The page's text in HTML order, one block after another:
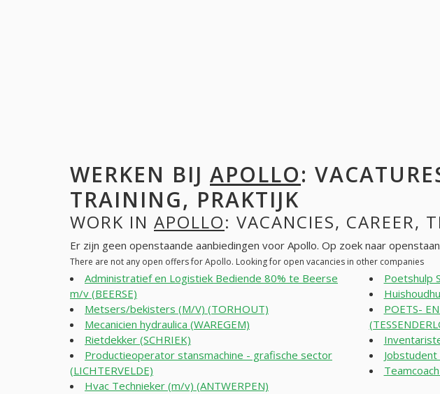
WERKEN BIJ APOLLO:
TRAINING, PRAKTIJK
WORK IN APOLLO: VACANCIES, CAREER,
Er zijn geen openstaande aanbiedingen voor Apollo. Op zoek naar
There are not any open offers for Apollo. Looking for open vacancies in other companies
Administratief en Logistiek Bediende 80% te Beerse
m/v (BEERSE)
Metsers/bekisters (M/V) (TORHOUT)
Mecanicien hydraulica (WAREGEM)
Rietdekker (SCHRIEK)
Productieoperator stansmachine - grafische sector
(LICHTERVELDE)
Hvac Technieker (m/v) (ANTWERPEN)
Poetshulp
POETS-